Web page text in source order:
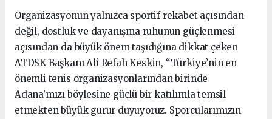
Organizasyonun yalnızca sportif rekabet açısından
değil, dostluk ve dayanışma ruhunun güçlenmesi
açısından da büyük önem taşıdığına dikkat çeken
ATDSK Başkanı Ali Refah Keskin, “Türkiye’nin en
önemli tenis organizasyonlarından birinde
Adana’mızı böylesine güçlü bir katılımla temsil
etmekten büyük gurur duyuyoruz. Sporcularımızın